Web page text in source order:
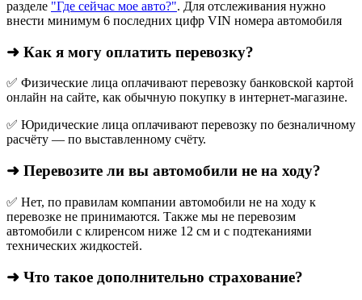
разделе "Где сейчас мое авто?". Для отслеживания нужно
внести минимум 6 последних цифр VIN номера автомобиля
➜ Как я могу оплатить перевозку?
✅ Физические лица оплачивают перевозку банковской картой
онлайн на сайте, как обычную покупку в интернет‑магазине.
✅ Юридические лица оплачивают перевозку по безналичному
расчёту — по выставленному счёту.
➜ Перевозите ли вы автомобили не на ходу?
✅ Нет, по правилам компании автомобили не на ходу к
перевозке не принимаются. Также мы не перевозим
автомобили с клиренсом ниже 12 см и с подтеканиями
технических жидкостей.
➜ Что такое дополнительно страхование?